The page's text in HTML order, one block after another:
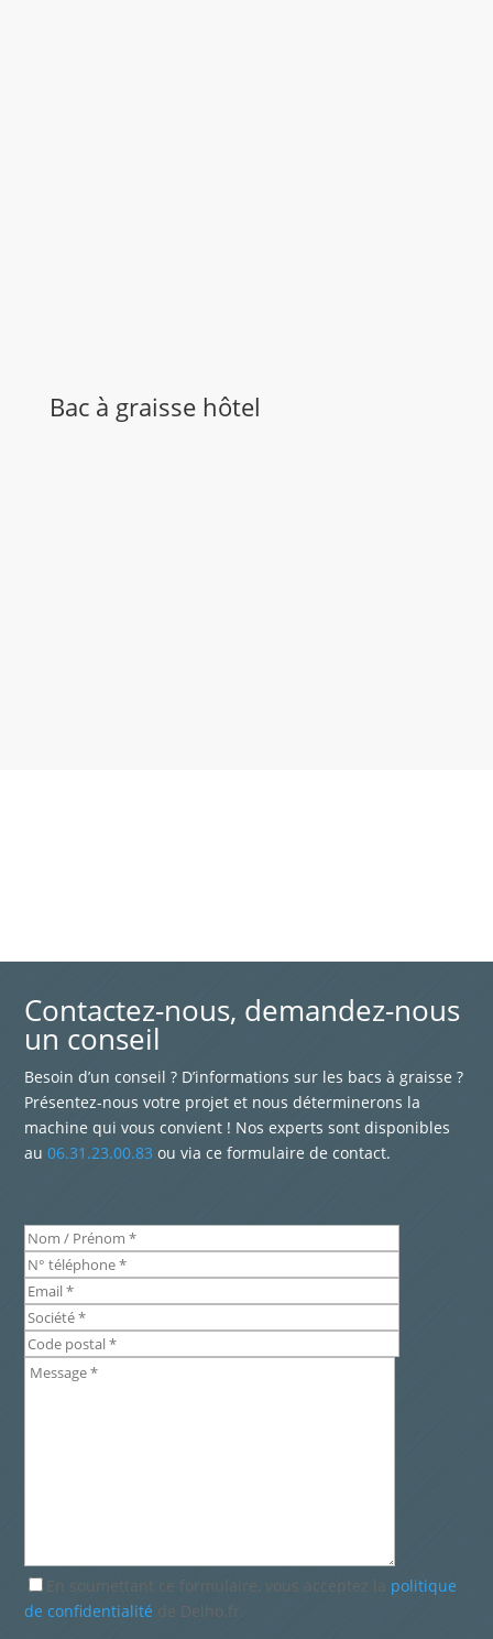
Bac à graisse hôtel
Contactez-nous, demandez-nous
un conseil
Besoin d’un conseil ? D’informations sur les bacs à graisse ?
Présentez-nous votre projet et nous déterminerons la
machine qui vous convient ! Nos experts sont disponibles
au06.31.23.00.83 ou via ce formulaire de contact.
En soumettant ce formulaire, vous acceptez la politique
de confidentialité de Delho.fr.